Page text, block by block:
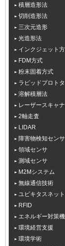
積層造形法
切削造形法
三次元造形
光造形法
インクジェット
FDM方式
粉末固着方式
ラピッドプロト
溶解積層法
レーザースキャ
2軸走査
LIDAR
障害物検知センサ
領域センサ
測域センサ
M2Mシステム
無線通信技術
ユビキタスネッ
RFID
エネルギー対策
環境経営支援
環境学術